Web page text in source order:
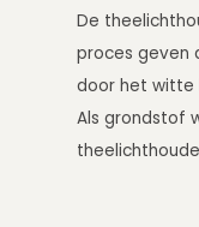
De
proces geven
door het witte
Als grondstof